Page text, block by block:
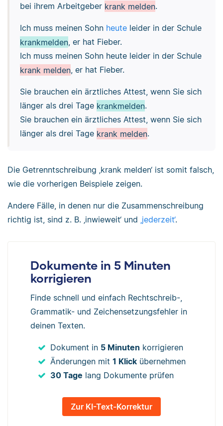
bei ihrem Arbeitgeber krank melden.
Ich muss meinen Sohn heuteleider in der Schule
krankmelden, er hat Fieber.
Ich muss meinen Sohn heute leider in der Schule
krank melden, er hat Fieber.
Sie brauchen ein ärztliches Attest, wenn Sie sich
länger als drei Tage krankmelden.
Sie brauchen ein ärztliches Attest, wenn Sie sich
länger als drei Tage krank melden.
Die Getrenntschreibung ‚krank melden‘ ist somit falsch,
wie die vorherigen Beispiele zeigen.
Andere Fälle, in denen nur die Zusammenschreibung
richtig ist, sind z. B. ‚inwieweit‘ und ‚jederzeit‘.
Dokumente in 5 Minuten
korrigieren
Finde schnell und einfach Rechtschreib-,
Grammatik- und Zeichensetzungsfehler in
deinen Texten.
Dokument in 5 Minuten korrigieren
Änderungen mit 1 Klick übernehmen
30 Tage lang Dokumente prüfen
Zur KI-Text-Korrektur